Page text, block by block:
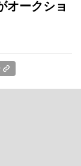
オークショ